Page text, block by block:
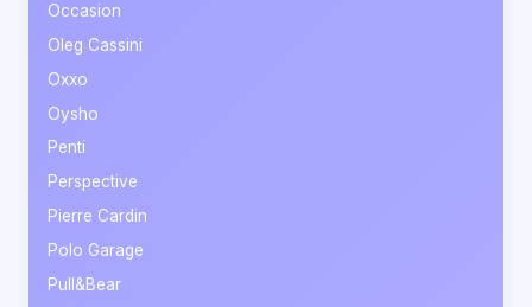
Occasion
Oleg Cassini
Oxxo
Oysho
Penti
Perspective
Pierre Cardin
Polo Garage
Pull&Bear